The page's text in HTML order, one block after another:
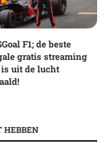
F1; de beste
gratis streaming
uit de lucht
HEBBEN